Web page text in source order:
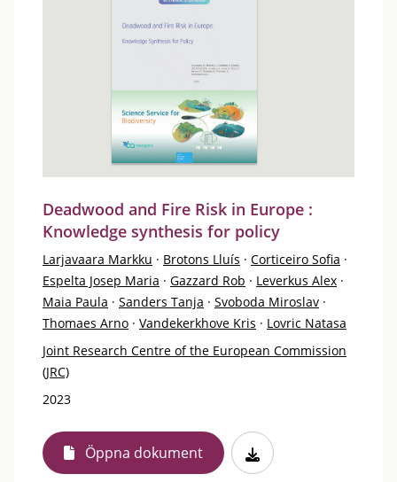
Deadwood and Fire Risk in Europe :
Knowledge synthesis for policy
Larjavaara Markku · Brotons Lluís · Corticeiro Sofia ·
Espelta Josep Maria · Gazzard Rob · Leverkus Alex ·
Maia Paula · Sanders Tanja · Svoboda Miroslav ·
Thomaes Arno · Vandekerkhove Kris · Lovric Natasa
Joint Research Centre of the European Commission
(JRC)
2023
Öppna dokument